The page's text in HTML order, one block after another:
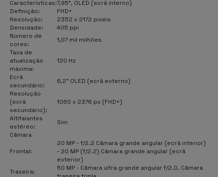
Características:7,95", OLED (ecrã interno)
Definição:
FHD+
Resolução:
2352 x 2172 pixeis
Densidade:
405 ppi
Número de
cores:
1,07 mil milhões
Taxa de
atualização
máxima:
120 Hz
Ecrã
secundário:
6,2" OLED (ecrã externo)
Resolução
(ecrã
secundário):
1060 x 2376 px (FHD+)
Altifalantes
estéreo:
Sim
Câmara
Frontal:
20 MP - f/2.2 Câmara grande angular (ecrã interior)
- 20 MP (f/2.2) Câmara grande angular (ecrã
exterior)
Traseira:
50 MP - Câmara ultra grande angular f/2.0. Câmara